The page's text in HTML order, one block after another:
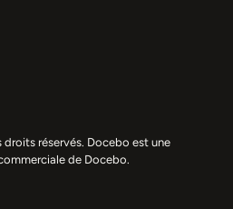
réservés. Docebo est une
de Docebo.